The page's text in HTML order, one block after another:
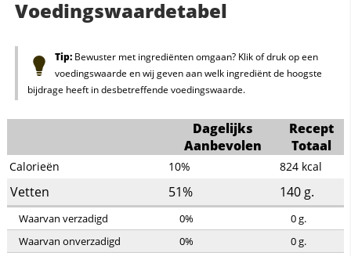
Voedingswaardetabel
Tip:Bewuster met ingrediënten omgaan? Klik of druk op een
voedingswaarde en wij geven aan welk ingrediënt de hoogste
bijdrage heeft in desbetreffende voedingswaarde.
Dagelijks
Aanbevolen
Recept
Totaal
Calorieën 10% 824 kcal
Vetten 51% 140g.
Waarvan verzadigd 0% 0g.
Waarvan onverzadigd
0% 0g.